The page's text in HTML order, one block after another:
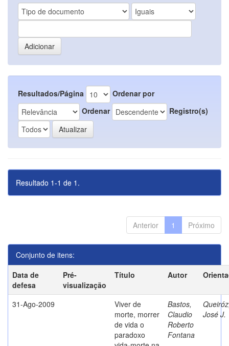
Resultados/Página
Ordenar por
Ordenar
Registro(s)
Resultado 1-1 de 1.
Anterior 1 Próximo
Conjunto de itens:
Data de
defesa
Pré-
visualização
Título Autor
31-Ago-2009
Viver de
morte, morrer
de vida o
paradoxo
Bastos,
Claudio
Roberto
Fontana
José J.